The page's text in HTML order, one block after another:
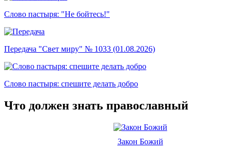
Слово пастыря: "Не бойтесь!"
Передача "Свет миру" № 1033 (01.08.2026)
Слово пастыря: спешите делать добро
Что должен знать православный
Закон Божий